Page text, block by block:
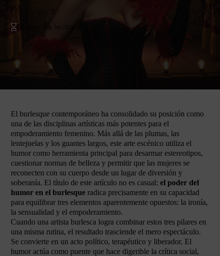
12 min de lectura
El burlesque contemporáneo ha consolidado su posición como
una de las disciplinas artísticas más potentes para el
empoderamiento femenino. Más allá de las plumas, las
lentejuelas y los guantes largos, este arte escénico utiliza el
humor como herramienta principal para desarmar estereotipos,
cuestionar normas de belleza y permitir que las mujeres se
reconecten con su cuerpo desde un lugar de diversión y
soberanía. El título de este artículo no es casual: el poder del
humor en el burlesque radica precisamente en su capacidad
para equilibrar tres elementos aparentemente opuestos: la ironía,
la sensualidad y el empoderamiento.
Cuando una artista burlesca logra combinar estos tres pilares en
una misma rutina, el resultado trasciende el mero espectáculo.
Se convierte en un acto político, terapéutico y liberador. El
humor actúa como puente que hace digerible la crítica social,